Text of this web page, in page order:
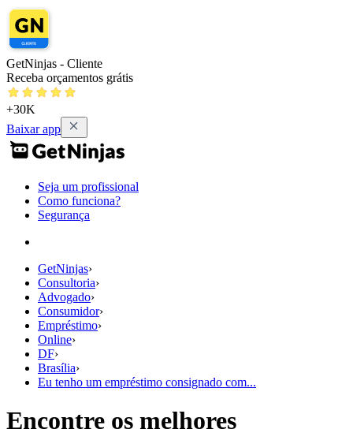
GetNinjas - Cliente
Receba orçamentos grátis
+30K
Baixar app
Seja um profissional
Como funciona?
Segurança
GetNinjas›
Consultoria›
Advogado›
Consumidor›
Empréstimo›
Online›
DF›
Brasília›
Eu tenho um empréstimo consignado com...
Encontre os melhores